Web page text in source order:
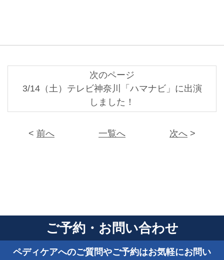
次のページ
3/14（土）テレビ神奈川「ハマナビ」に出演
しました！
< 前へ 一覧へ 次へ >
ご予約・お問い合わせ
ペディケアへのご質問やご予約はお気軽にお問い